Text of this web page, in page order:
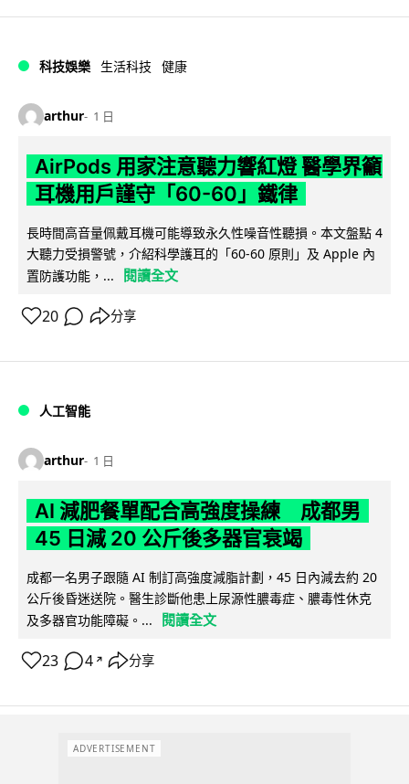
科技娛樂 生活科技 健康
arthur 1 日
AirPods 用家注意聽力響紅燈 醫學界籲
耳機用戶謹守「60-60」鐵律
長時間高音量佩戴耳機可能導致永久性噪音性聽損。本文盤點 4
大聽力受損警號，介紹科學護耳的「60-60 原則」及 Apple 內
置防護功能，...
閱讀全文
20 分享
人工智能
arthur 1 日
AI 減肥餐單配合高強度操練 成都男
45 日減 20 公斤後多器官衰竭
成都一名男子跟隨 AI 制訂高強度減脂計劃，45 日內減去約 20
公斤後昏迷送院。醫生診斷他患上尿源性膿毒症、膿毒性休克
及多器官功能障礙。...
閱讀全文
23 4 ↗ 分享
ADVERTISEMENT